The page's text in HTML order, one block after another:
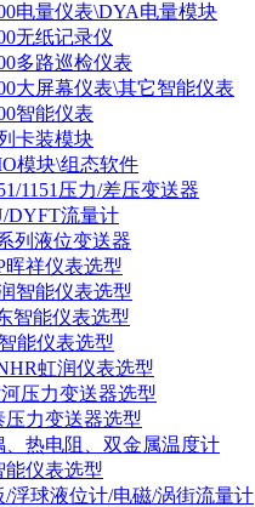
电量仪表\DYA电量模块
无纸记录仪
多路巡检仪表
大屏幕仪表\其它智能仪表
智能仪表
卡装模块
模块\组态软件
1151压力/差压变送器
DYFT流量计
列液位变送器
晖祥仪表选型
智能仪表选型
智能仪表选型
能仪表选型
虹润仪表选型
压力变送器选型
压力变送器选型
、热电阻、双金属温度计
能仪表选型
/浮球液位计/电磁/涡街流量计